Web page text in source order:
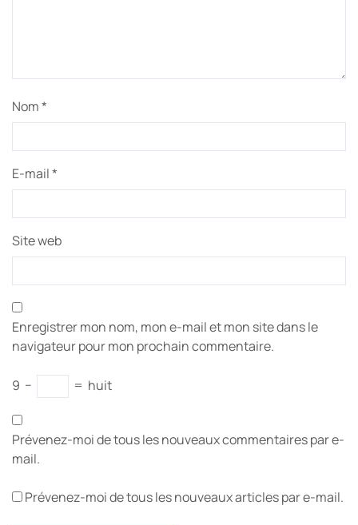
Nom*
E-mail*
Site web
Enregistrer mon nom, mon e-mail et mon site dans le
navigateur pour mon prochain commentaire.
9 − = huit
Prévenez-moi de tous les nouveaux commentaires par e-
mail.
Prévenez-moi de tous les nouveaux articles par e-mail.